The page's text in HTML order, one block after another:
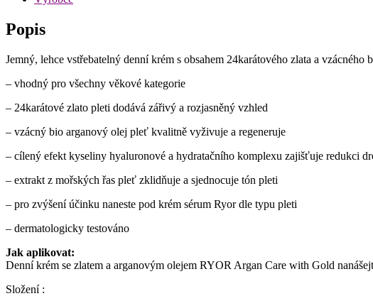
olejem
50ml
množství
Popis
Jemný, lehce vstřebatelný denní krém s obsahem 24karátového zlata a
– vhodný pro všechny věkové kategorie
– 24karátové zlato pleti dodává zářivý a rozjasněný vzhled
– vzácný bio arganový olej pleť kvalitně vyživuje a regeneruje
– cílený efekt kyseliny hyaluronové a hydratačního komplexu zajišťuje redukci
– extrakt z mořských řas pleť zklidňuje a sjednocuje tón pleti
– pro zvýšení účinku naneste pod krém sérum Ryor dle typu pleti
– dermatologicky testováno
Jak aplikovat:
Denní krém se zlatem a arganovým olejem RYOR Argan Care with Gold
Složení :